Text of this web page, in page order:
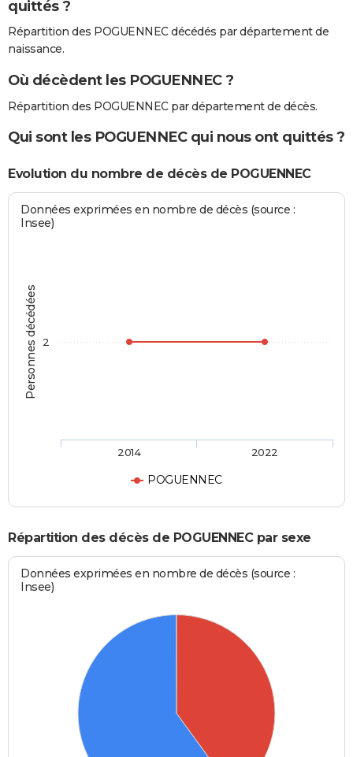
quittés ?
Répartition des POGUENNEC décédés par département de
naissance.
Où décèdent les POGUENNEC ?
Répartition des POGUENNEC par département de décès.
Qui sont les POGUENNEC qui nous ont quittés ?
Evolution du nombre de décès de POGUENNEC
Personnes décédées
Données exprimées en nombre de décès (source :
Insee)
POGUENNEC
2014 2022
2
Répartition des décès de POGUENNEC par sexe
Données exprimées en nombre de décès (source :
Insee)